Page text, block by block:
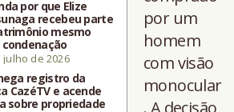
por que Elize
recebeu parte
mesmo
julho de 2026
registro da
CazéTV e acende
sobre propriedade
por um
homem
com visão
monocular